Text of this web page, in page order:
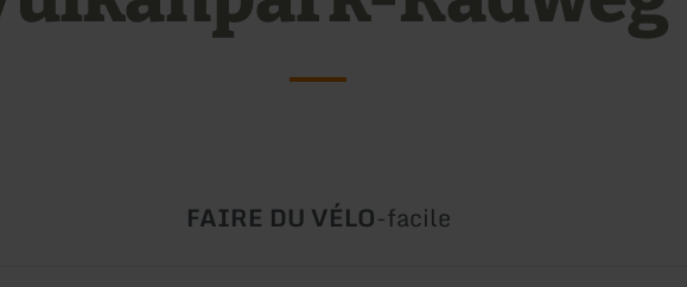
Type
FAIRE DU VÉLO-Difficulté:
facile